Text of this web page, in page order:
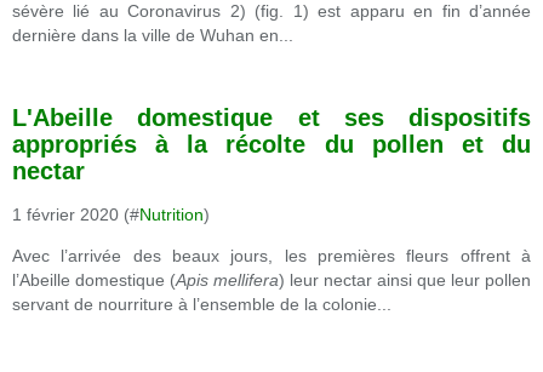
sévère lié au Coronavirus 2) (fig. 1) est apparu en fin d’année
dernière dans la ville de Wuhan en...
L'Abeille domestique et ses dispositifs
appropriés à la récolte du pollen et du
nectar
1 février 2020 (#Nutrition)
Avec l’arrivée des beaux jours, les premières fleurs offrent à
l’Abeille domestique (Apis mellifera) leur nectar ainsi que leur pollen
servant de nourriture à l’ensemble de la colonie...